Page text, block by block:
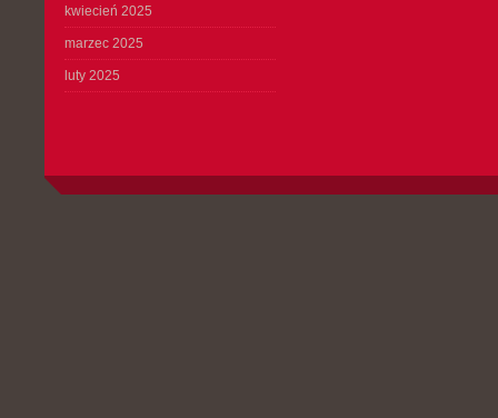
kwiecień 2025
marzec 2025
luty 2025